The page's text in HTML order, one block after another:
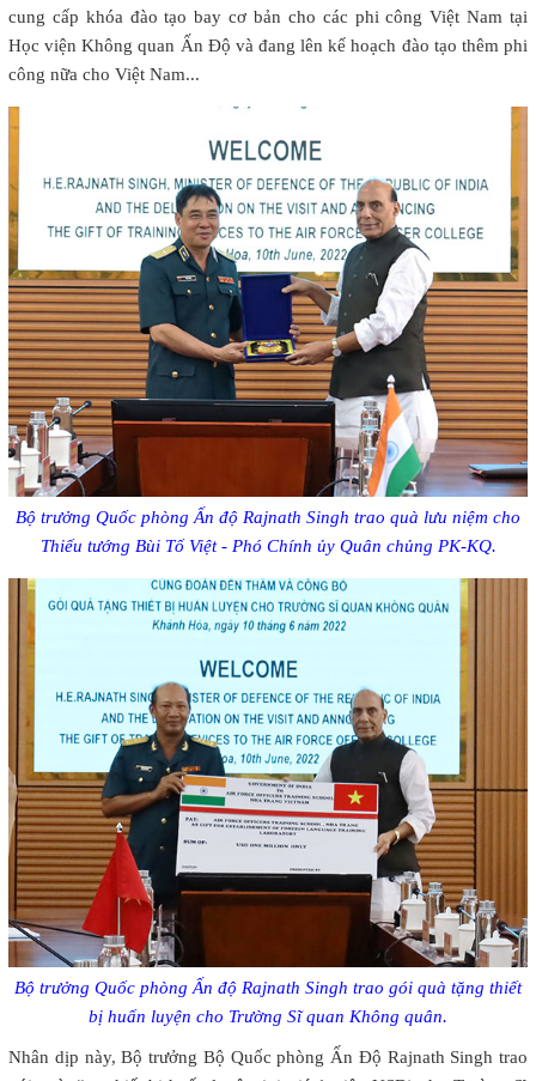
cung cấp khóa đào tạo bay cơ bản cho các phi công Việt Nam tại
Học viện Không quan Ấn Độ và đang lên kế hoạch đào tạo thêm phi
công nữa cho Việt Nam...
Bộ trưởng Quốc phòng Ấn độ Rajnath Singh trao quà lưu niệm cho
Thiếu tướng Bùi Tố Việt - Phó Chính ủy Quân chủng PK-KQ.
Bộ trưởng Quốc phòng Ấn độ Rajnath Singh trao gói quà tặng thiết
bị huấn luyện cho Trường Sĩ quan Không quân.
Nhân dịp này, Bộ trưởng Bộ Quốc phòng Ấn Độ Rajnath Singh trao